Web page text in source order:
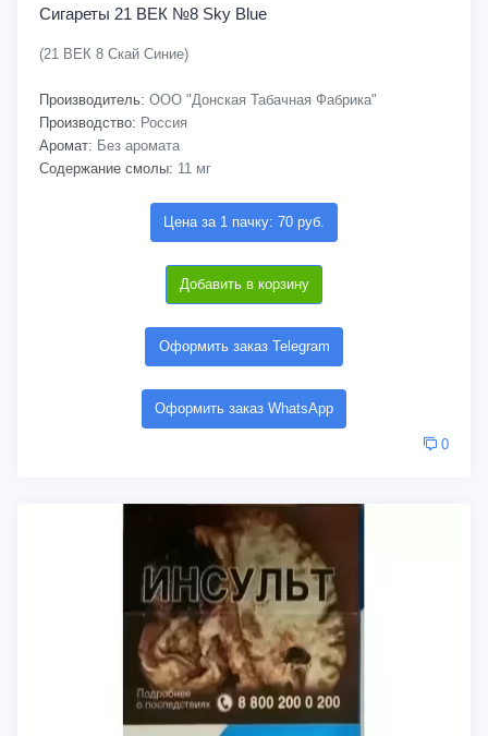
Сигареты 21 ВЕК №8 Sky Blue
(21 ВЕК 8 Скай Синие)
Производитель: ООО "Донская Табачная Фабрика"
Производство: Россия
Аромат: Без аромата
Содержание смолы: 11 мг
Цена за 1 пачку: 70 руб.
Добавить в корзину
Оформить заказ Telegram
Оформить заказ WhatsApp
0